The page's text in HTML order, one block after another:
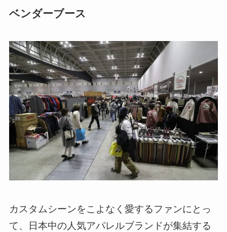
ベンダーブース
カスタムシーンをこよなく愛するファンにとっ
て、日本中の人気アパレルブランドが集結する